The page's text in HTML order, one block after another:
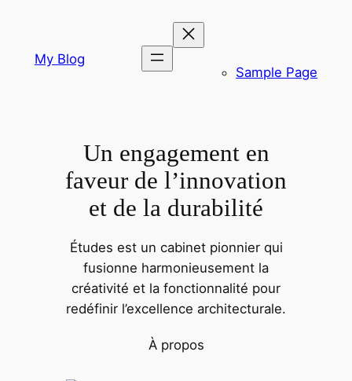
contenuMy Blog
Sample Page
Un engagement en
faveur de l’innovation
et de la durabilité
Études est un cabinet pionnier qui
fusionne harmonieusement la
créativité et la fonctionnalité pour
redéfinir l’excellence architecturale.
À propos